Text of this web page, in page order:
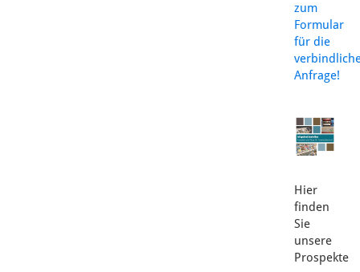
zum
Formular
für die
Anfrage!
Hier
finden
Sie
unsere
Prospekte